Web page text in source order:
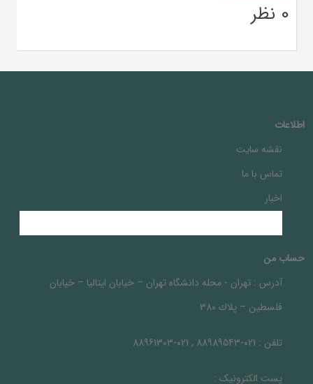
0 نظر
اطلاعات
نقشه سایت
تماس با ما
اخبار
حساب من
آدرس : تهران - محله دانشگاه تهران – خيابان ايتاليا – خيابان
فلسطين – پلاك 380
تلفن : 021-88989543 , 021-88961303
پست الکترونیک :